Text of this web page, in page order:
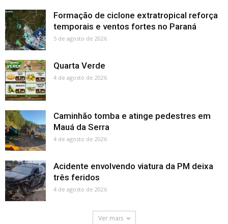
Formação de ciclone extratropical reforça
temporais e ventos fortes no Paraná
5 de agosto de 2026
Quarta Verde
4 de agosto de 2026
Caminhão tomba e atinge pedestres em
Mauá da Serra
4 de agosto de 2026
Acidente envolvendo viatura da PM deixa
três feridos
4 de agosto de 2026
Ver mais